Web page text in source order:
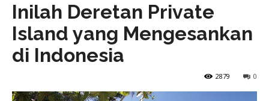
Inilah Deretan Private
Island yang Mengesankan
di Indonesia
0
2879